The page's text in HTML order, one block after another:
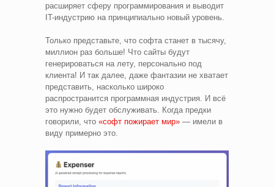
расширяет сферу программирования и выводит
IT-индустрию на принципиально новый уровень.
Только представьте, что софта станет в тысячу,
миллион раз больше! Что сайты будут
генерироваться на лету, персонально под
клиента! И так далее, даже фантазии не хватает
представить, насколько широко
распространится программная индустрия. И всё
это нужно будет обслуживать. Когда предки
говорили, что «софт пожирает мир» — имели в
виду примерно это.